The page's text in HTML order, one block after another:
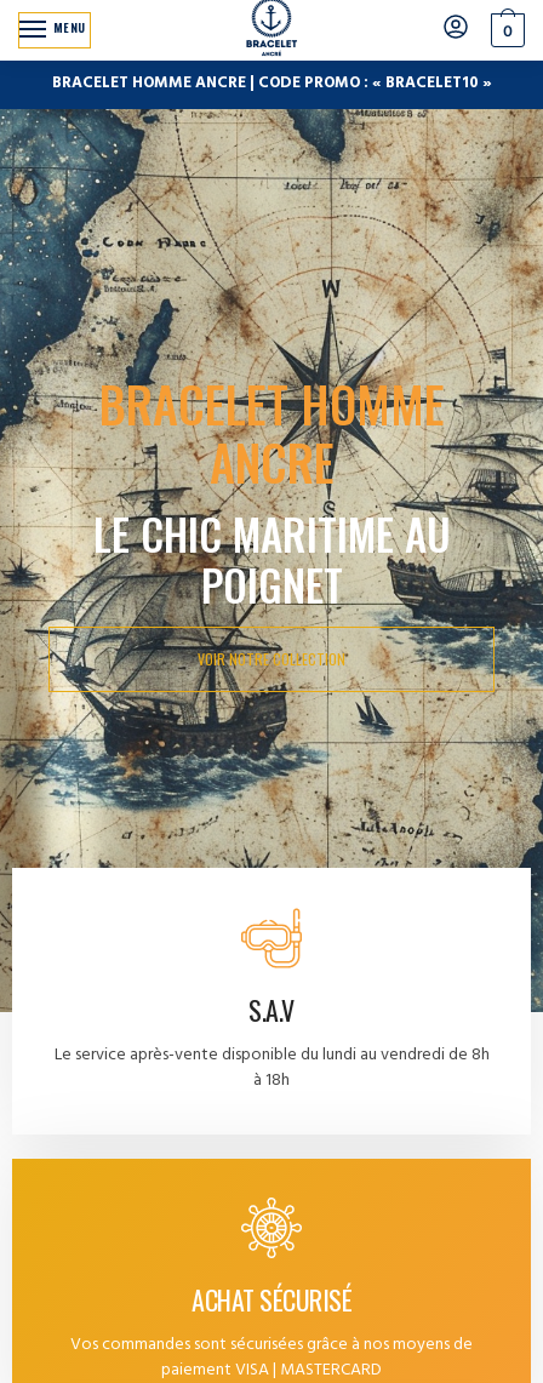
MENU 0
BRACELET HOMME ANCRE | CODE PROMO : « BRACELET10 »
BRACELET HOMME
ANCRE
LE CHIC MARITIME AU
POIGNET
VOIR NOTRE COLLECTION
S.A.V
Le service après-vente disponible du lundi au vendredi de 8h
à 18h
ACHAT SÉCURISÉ
Vos commandes sont sécurisées grâce à nos moyens de
paiement VISA | MASTERCARD